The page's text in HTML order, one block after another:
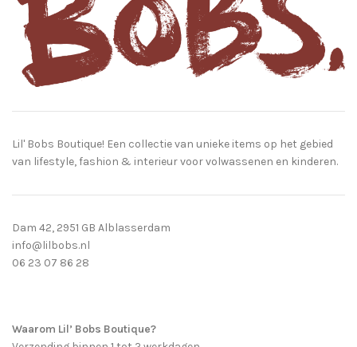
Lil' Bobs Boutique! Een collectie van unieke items op het gebied
van lifestyle, fashion & interieur voor volwassenen en kinderen.
Dam 42, 2951 GB Alblasserdam
info@lilbobs.nl
06 23 07 86 28
Waarom Lil’ Bobs Boutique?